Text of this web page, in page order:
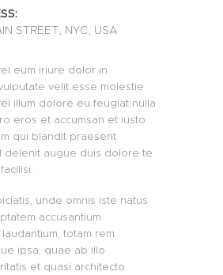
STREET, NYC, USA
eum iriure dolor in
velit esse molestie
illum dolore eu feugiat nulla
eros et accumsan et iusto
qui blandit praesent
delenit augue duis dolore te
unde omnis iste natus
accusantium
totam rem
ipsa, quae ab illo
et quasi architecto